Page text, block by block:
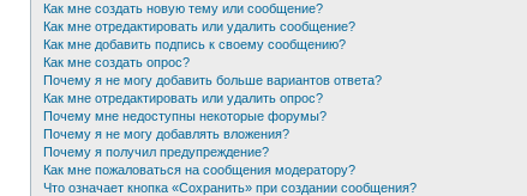
Как мне создать новую тему или сообщение?
Как мне отредактировать или удалить сообщение?
Как мне добавить подпись к своему сообщению?
Как мне создать опрос?
Почему я не могу добавить больше вариантов ответа?
Как мне отредактировать или удалить опрос?
Почему мне недоступны некоторые форумы?
Почему я не могу добавлять вложения?
Почему я получил предупреждение?
Как мне пожаловаться на сообщения модератору?
Что означает кнопка «Сохранить» при создании сообщения?